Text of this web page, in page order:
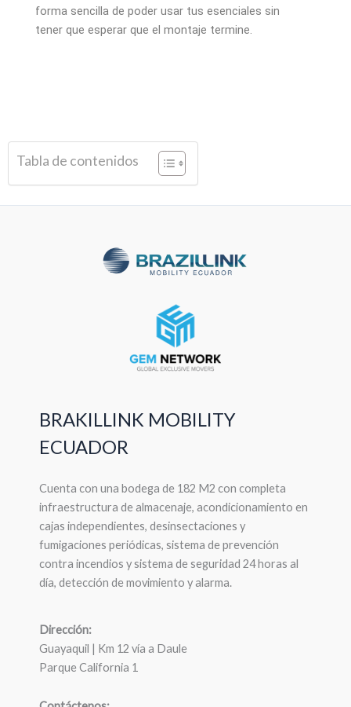
forma sencilla de poder usar tus esenciales sin
tener que esperar que el montaje termine.
Tabla de contenidos
BRAKILLINK MOBILITY
ECUADOR
Cuenta con una bodega de 182 M2 con completa
infraestructura de almacenaje, acondicionamiento en
cajas independientes, desinsectaciones y
fumigaciones periódicas, sistema de prevención
contra incendios y sistema de seguridad 24 horas al
día, detección de movimiento y alarma.
Dirección:
Guayaquil | Km 12 vía a Daule
Parque California 1